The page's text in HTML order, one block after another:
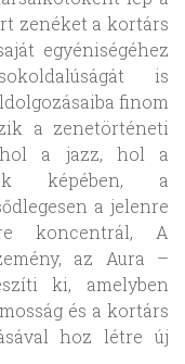
zenéket a kortárs
egyéniségéhez
is
finom
a zenetörténeti
a jazz, hol a
képében, a
a jelenre
koncentrál, A
az Aura –
ki, amelyben
és a kortárs
hoz létre új